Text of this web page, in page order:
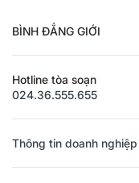
BÌNH ĐẲNG GIỚI
Hotline tòa soạn
024.36.555.655
Thông tin doanh nghiệp